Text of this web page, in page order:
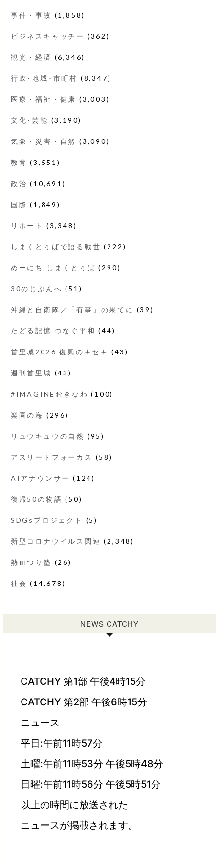
事件・事故 (1,858)
ビジネスキャッチー (362)
観光・経済 (6,346)
行政･地域･市町村 (8,347)
医療・福祉・健康 (3,003)
文化･芸能 (3,190)
気象・災害・自然 (3,090)
教育 (3,551)
政治 (10,691)
国際 (1,849)
リポート (3,348)
しまくとぅばで語る戦世 (222)
めーにち しまくとぅば (290)
30のじぶんへ (51)
沖縄と自衛隊／「有事」の果てに (39)
たどる記憶 つなぐ平和 (44)
首里城2026 復興のキセキ (43)
週刊首里城 (43)
#IMAGINEおきなわ (100)
楽園の海 (296)
リュウキュウの自然 (95)
アスリートフォーカス (58)
AIアナウンサー (124)
復帰50の物語 (50)
SDGsプロジェクト (5)
新型コロナウイルス関連 (2,348)
熱血つり塾 (26)
社会 (14,678)
NEWS CATCHY
CATCHY 第1部 午後4時15分
CATCHY 第2部 午後6時15分
ニュース
平日:午前11時57分
土曜:午前11時53分 午後5時48分
日曜:午前11時56分 午後5時51分
以上の時間に放送された
ニュースが掲載されます。